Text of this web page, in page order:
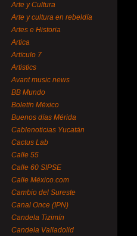
Arte y Cultura
Arte y cultura en rebeldía
Artes e Historia
Artica
Artículo 7
Artistics
Avant music news
BB Mundo
Boletín México
Buenos días Mérida
Cablenoticias Yucatán
Cactus Lab
Calle 55
Calle 60 SIPSE
Calle México.com
Cambio del Sureste
Canal Once (IPN)
Candela Tizimín
Candela Valladolid